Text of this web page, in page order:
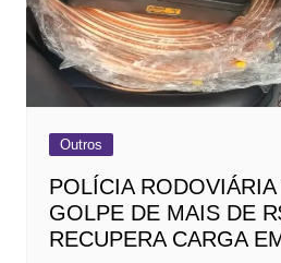
Outros
POLÍCIA
GOLPE DE MAIS DE
RECUPERA CARGA